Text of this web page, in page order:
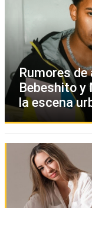
Rumores
Bebeshito y
la escena